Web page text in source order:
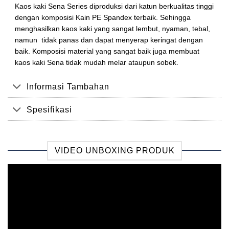
Kaos kaki Sena Series diproduksi dari katun berkualitas tinggi
dengan komposisi Kain PE Spandex terbaik. Sehingga
menghasilkan kaos kaki yang sangat lembut, nyaman, tebal,
namun tidak panas dan dapat menyerap keringat dengan
baik. Komposisi material yang sangat baik juga membuat
kaos kaki Sena tidak mudah melar ataupun sobek.
Informasi Tambahan
Spesifikasi
VIDEO UNBOXING PRODUK